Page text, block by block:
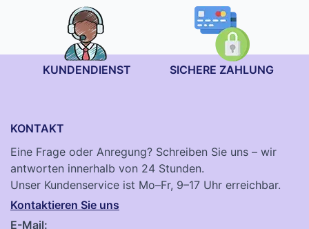
KUNDENDIENST SICHERE ZAHLUNG
KONTAKT
Eine Frage oder Anregung? Schreiben Sie uns – wir
antworten innerhalb von 24 Stunden.
Unser Kundenservice ist Mo–Fr, 9–17 Uhr erreichbar.
Kontaktieren Sie uns
E-Mail: